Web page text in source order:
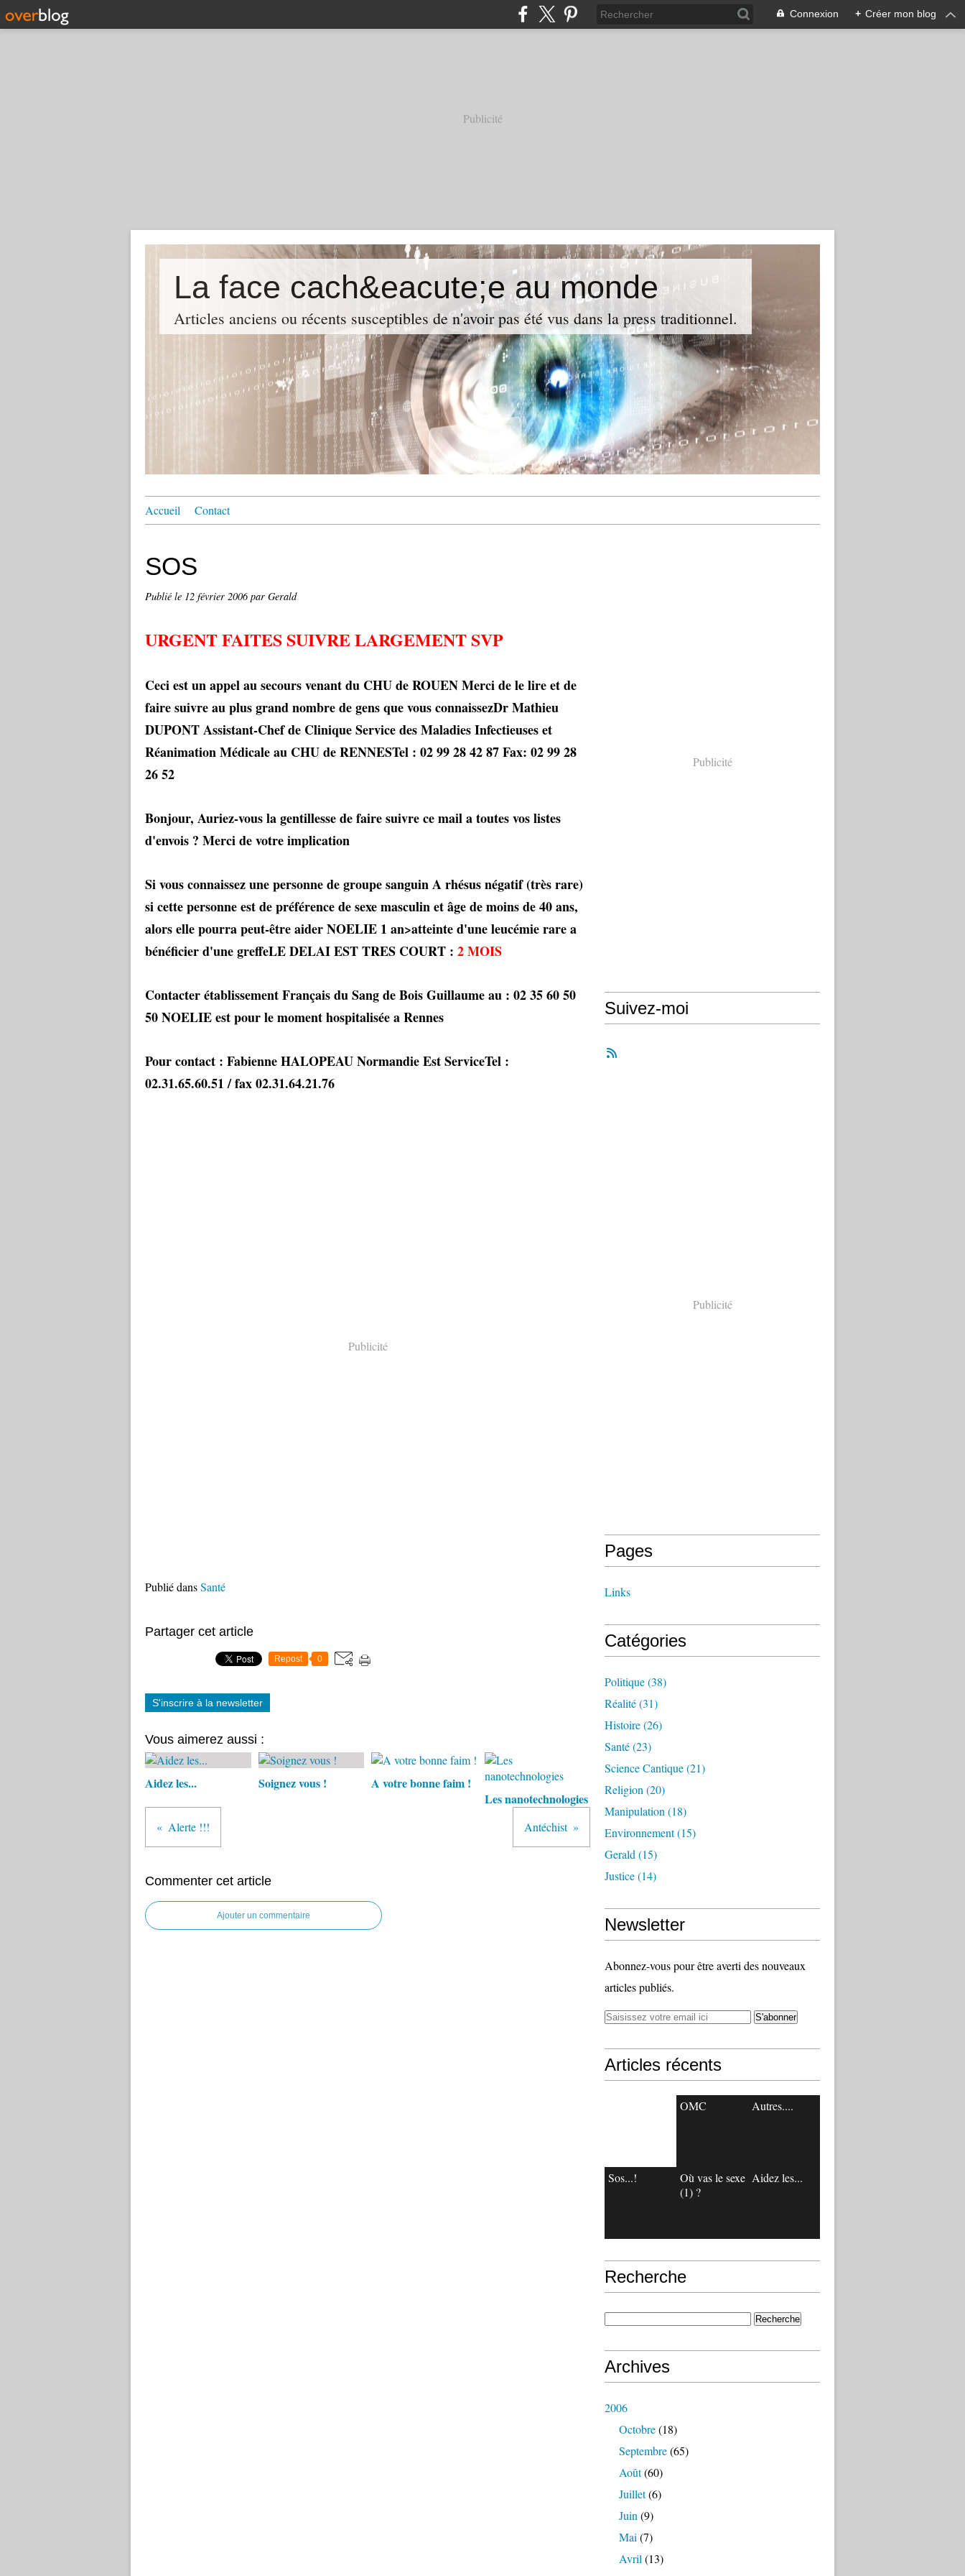
Connexion + Créer mon blog
Publicité
La face cach&eacute;e au monde
Articles anciens ou récents susceptibles de n'avoir pas été vus dans la press traditionnel.
Accueil Contact
SOS
Publié le 12 février 2006par Gerald
URGENT FAITES SUIVRE LARGEMENT SVP
Ceci est un appel au secours venant du CHU de ROUEN Merci de le lire et de
faire suivre au plus grand nombre de gens que vous connaissezDr Mathieu
DUPONT Assistant-Chef de Clinique Service des Maladies Infectieuses et
Réanimation Médicale au CHU de RENNESTel : 02 99 28 42 87 Fax: 02 99 28
26 52
Bonjour, Auriez-vous la gentillesse de faire suivre ce mail a toutes vos listes
d'envois ? Merci de votre implication
Si vous connaissez une personne de groupe sanguin A rhésus négatif (très rare)
si cette personne est de préférence de sexe masculin et âge de moins de 40 ans,
alors elle pourra peut-être aider NOELIE 1 an>atteinte d'une leucémie rare a
bénéficier d'une greffeLE DELAI EST TRES COURT : 2 MOIS
Contacter établissement Français du Sang de Bois Guillaume au : 02 35 60 50
50 NOELIE est pour le moment hospitalisée a Rennes
Pour contact : Fabienne HALOPEAU Normandie Est ServiceTel :
02.31.65.60.51 / fax 02.31.64.21.76
Publicité
Publié dansSanté
Partager cet article
Repost 0
S'inscrire à la newsletter
Vous aimerez aussi :
Aidez les... Soignez vous !
A votre bonne faim !
Les nanotechnologies
Alerte !!! Antéchist
Commenter cet article
Ajouter un commentaire
Publicité
Suivez-moi
Publicité
Pages
Links
Catégories
Politique(38)
Réalité(31)
Histoire(26)
Santé(23)
Science Cantique(21)
Religion (20)
Manipulation (18)
Environnement(15)
Gerald (15)
Justice(14)
Newsletter
Abonnez-vous pour être averti des nouveaux
articles publiés.
Articles récents
OMC Autres....
Sos...!
Où vas le sexe
(1) ?
Aidez les...
Recherche
Archives
2006
Octobre(18)
Septembre(65)
Août(60)
Juillet(6)
Juin (9)
Mai (7)
Avril (13)